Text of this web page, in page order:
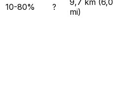
10-80%
?
mi)